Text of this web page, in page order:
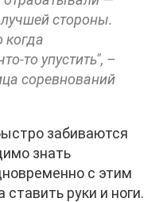
стороны.
когда
то упустить", –
соревнований
забиваются
знать
с этим
руки и ноги.